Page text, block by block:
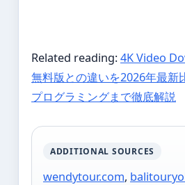
Related reading:4K Video
無料版との違いを2026年最新
プログラミングまで徹底解説
ADDITIONAL SOURCES
wendytour.com,